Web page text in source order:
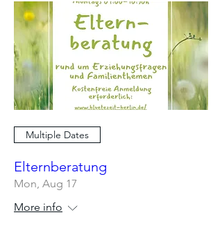
Multiple Dates
Elternberatung
Mon, Aug 17
More info